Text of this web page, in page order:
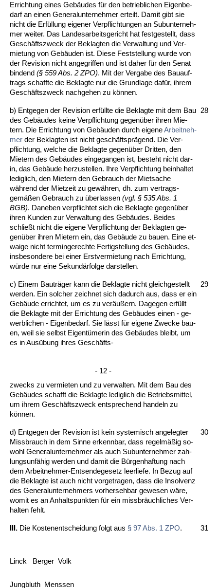
Er­rich­tung ei­nes Gebäudes für den be­trieb­li­chen Ei­gen­be­
darf an ei­nen Ge­ne­ral­un­ter­neh­mer er­teilt. Da­mit gibt sie
nicht die Erfüllung ei­ge­ner Ver­pflich­tun­gen an Su­b­un­ter­neh­
mer wei­ter. Das Lan­des­ar­beits­ge­richt hat fest­ge­stellt, dass
Geschäfts­zweck der Be­klag­ten die Ver­wal­tung und Ver­
mie­tung von Gebäuden ist. Die­se Fest­stel­lung wur­de von
der Re­vi­si­on nicht an­ge­grif­fen und ist da­her für den Se­nat
bin­dend (§ 559 Abs. 2 ZPO). Mit der Ver­ga­be des Bau­auf­
trags schaff­te die Be­klag­te nur die Grund­la­ge dafür, ih­rem
Geschäfts­zweck nach­ge­hen zu können.
b) Ent­ge­gen der Re­vi­si­on erfüll­te die Be­klag­te mit dem Bau
des Gebäudes kei­ne Ver­pflich­tung ge­genüber ih­ren Mie­
tern. Die Er­rich­tung von Gebäuden durch ei­ge­neAr­beit­neh­
mer der Be­klag­ten ist nicht geschäfts­prägend. Die Ver­
pflich­tung, wel­che die Be­klag­te ge­genüber Drit­ten, den
Mie­tern des Gebäudes ein­ge­gan­gen ist, be­steht nicht dar­
in, das Gebäude her­zu­stel­len. Ih­re Ver­pflich­tung be­inhal­tet
le­dig­lich, den Mie­tern den Ge­brauch der Miet­sa­che
während der Miet­zeit zu gewähren, dh. zum ver­trags­
gemäßen Ge­brauch zu über­las­sen (vgl. § 535 Abs. 1
BGB). Da­ne­ben ver­pflich­tet sich die Be­klag­te ge­genüber
ih­ren Kun­den zur Ver­wal­tung des Gebäudes. Bei­des
schließt nicht die ei­ge­ne Ver­pflich­tung der Be­klag­ten ge­
genüber ih­ren Mie­tern ein, das Gebäude zu bau­en. Ei­ne et­
wai­ge nicht ter­min­ge­rech­te Fer­tig­stel­lung des Gebäudes,
ins­be­son­de­re bei ei­ner Erst­ver­mie­tung nach Er­rich­tung,
würde nur ei­ne Se­kundärfol­ge dar­stel­len.
28
c) Ei­nem Bauträger kann die Be­klag­te nicht gleich­ge­stellt
wer­den. Ein sol­cher zeich­net sich da­durch aus, dass er ein
Gebäude er­rich­tet, um es zu ver­äußern. Da­ge­gen erfüllt
die Be­klag­te mit der Er­rich­tung des Gebäudes ei­nen - ge­
werb­li­chen - Ei­gen­be­darf. Sie lässt für ei­ge­ne Zwe­cke bau­
en, weil sie selbst Ei­gentüme­rin des Gebäudes bleibt, um
es in Ausübung ih­res Geschäfts-
- 12 -
zwecks zu ver­mie­ten und zu ver­wal­ten. Mit dem Bau des
Gebäudes schafft die Be­klag­te le­dig­lich die Be­triebs­mit­tel,
um ih­rem Geschäfts­zweck ent­spre­chend han­deln zu
können.
29
d) Ent­ge­gen der Re­vi­si­on ist kein sys­te­misch an­ge­leg­ter
Miss­brauch in dem Sin­ne er­kenn­bar, dass re­gelmäßig so­
wohl Ge­ne­ral­un­ter­neh­mer als auch Su­b­un­ter­neh­mer zah­
lungs­unfähig wer­den und da­mit die Bürgen­haf­tung nach
dem Ar­beit­neh­mer-Ent­sen­de­ge­setz leer­lie­fe. In Be­zug auf
die Be­klag­te ist auch nicht vor­ge­tra­gen, dass die In­sol­venz
des Ge­ne­ral­un­ter­neh­mers vor­her­seh­bar ge­we­sen wäre,
wo­mit es an An­halts­punk­ten für ein miss­bräuch­li­ches Ver­
hal­ten fehlt.
30
III. Die Kos­ten­ent­schei­dung folgt aus § 97 Abs. 1 ZPO. 31
Linck Ber­ger Volk
Jung­bluth Mens­sen